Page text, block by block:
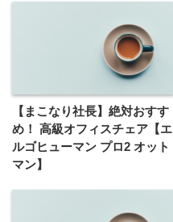
【まこなり社長】絶対おすす
め！ 高級オフィスチェア【エ
ルゴヒューマン プロ2 オット
マン】